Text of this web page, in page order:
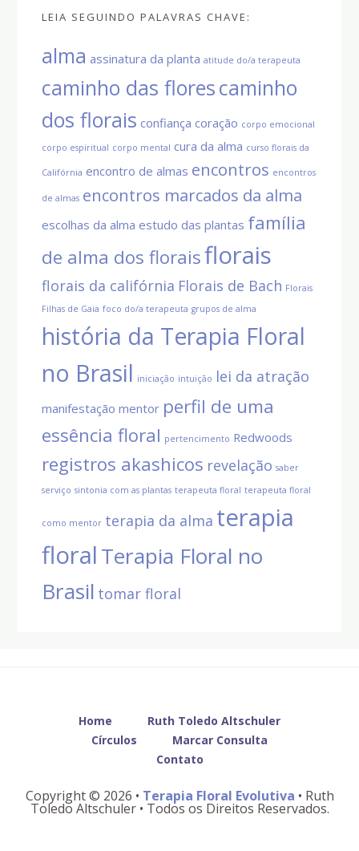
LEIA SEGUINDO PALAVRAS CHAVE:
alma assinatura da planta atitude do/a terapeuta
caminho das florescaminho
dos florais confiança coração corpo emocional
corpo espiritual corpo mental cura da alma curso florais da
Califórnia encontro de almas encontros encontros
de almas encontros marcados da alma
escolhas da alma estudo das plantas família
de alma dos floraisflorais
florais da califórnia Florais de Bach Florais
Filhas de Gaia foco do/a terapeuta grupos de alma
história da Terapia Floral
no Brasil iniciação intuição lei da atração
manifestação mentor perfil de uma
essência floral pertencimento Redwoods
registros akashicos revelação saber
serviço sintonia com as plantas terapeuta floral terapeuta floral
como mentor terapia da alma terapia
floralTerapia Floral no
Brasil tomar floral
Home
Ruth Toledo Altschuler
Círculos
Marcar Consulta
Contato
Copyright © 2026 • Terapia Floral Evolutiva • Ruth
Toledo Altschuler • Todos os Direitos Reservados.